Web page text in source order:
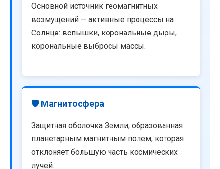
Основной источник геомагнитных
возмущений — активные процессы на
Солнце: вспышки, корональные дыры,
корональные выбросы массы.
🛡️ Магнитосфера
Защитная оболочка Земли, образованная
планетарным магнитным полем, которая
отклоняет большую часть космических
лучей.